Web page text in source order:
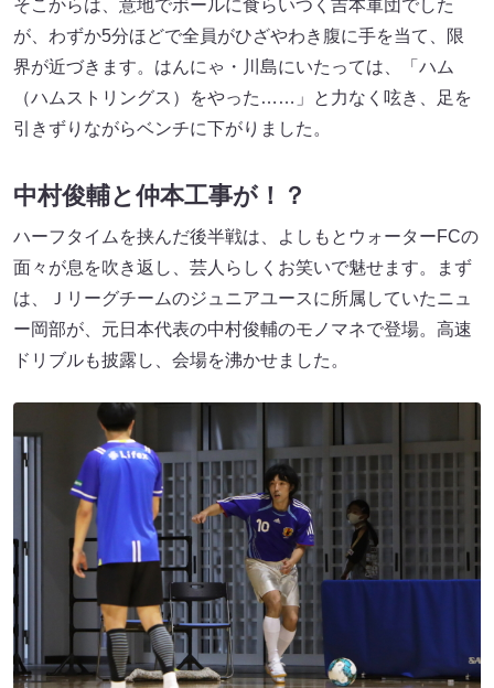
そこからは、意地でボールに食らいつく吉本軍団でした
が、わずか5分ほどで全員がひざやわき腹に手を当て、限
界が近づきます。はんにゃ・川島にいたっては、「ハム
（ハムストリングス）をやった……」と力なく呟き、足を
引きずりながらベンチに下がりました。
中村俊輔と仲本工事が！？
ハーフタイムを挟んだ後半戦は、よしもとウォーターFCの
面々が息を吹き返し、芸人らしくお笑いで魅せます。まず
は、Ｊリーグチームのジュニアユースに所属していたニュ
ー岡部が、元日本代表の中村俊輔のモノマネで登場。高速
ドリブルも披露し、会場を沸かせました。